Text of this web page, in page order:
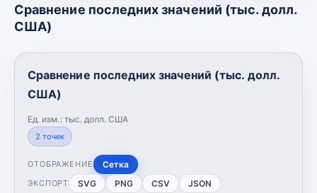
Сравнение последних значений (тыс. долл.
США)
Сравнение последних значений (тыс. долл.
США)
Ед. изм.: тыс. долл. США
2 точек
ОТОБРАЖЕНИЕ Сетка
ЭКСПОРТ SVG PNG CSV JSON